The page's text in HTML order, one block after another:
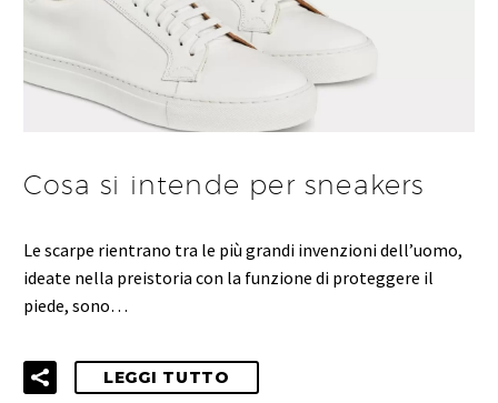
Cosa si intende per sneakers
Le scarpe rientrano tra le più grandi invenzioni dell’uomo,
ideate nella preistoria con la funzione di proteggere il
piede, sono…
LEGGI TUTTO